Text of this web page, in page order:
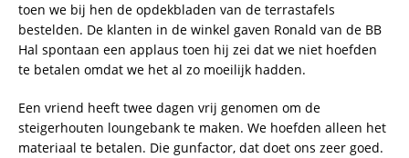
toen we bij hen de opdekbladen van de terrastafels
bestelden. De klanten in de winkel gaven Ronald van de BB
Hal spontaan een applaus toen hij zei dat we niet hoefden
te betalen omdat we het al zo moeilijk hadden.
Een vriend heeft twee dagen vrij genomen om de
steigerhouten loungebank te maken. We hoefden alleen het
materiaal te betalen. Die gunfactor, dat doet ons zeer goed.